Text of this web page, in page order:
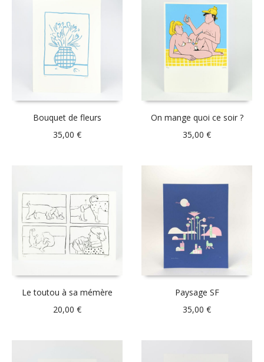
Bouquet de fleurs
35,00 €
On mange quoi ce soir ?
35,00€
Le toutou à sa mémère
20,00 €
Paysage SF
35,00€